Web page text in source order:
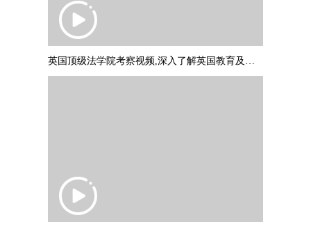
英国顶级法学院考察视频,深入了解英国教育及文化